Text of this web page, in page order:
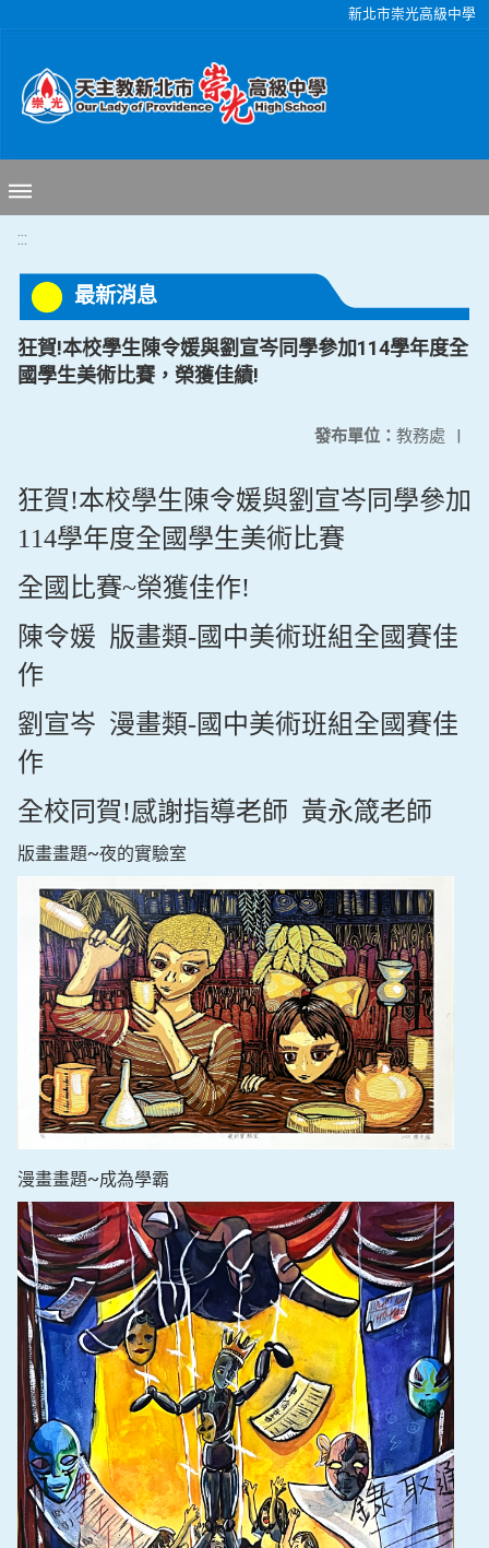
新北市崇光高級中學
:::
最新消息
狂賀!本校學生陳令媛與劉宣岑同學參加114學年度全
國學生美術比賽，榮獲佳績!
發布單位： 教務處 |
狂賀!本校學生陳令媛與劉宣岑同學參加
114學年度全國學生美術比賽
全國比賽~榮獲佳作!
陳令媛 版畫類-國中美術班組全國賽佳
作
劉宣岑 漫畫類-國中美術班組全國賽佳
作
全校同賀!感謝指導老師 黃永箴老師
版畫畫題~夜的實驗室
漫畫畫題~成為學霸